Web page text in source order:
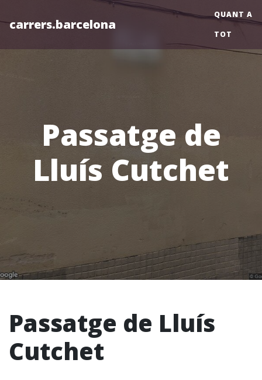
carrers.barcelona
QUANT A
TOT
Passatge de
Lluís Cutchet
Passatge de Lluís
Cutchet